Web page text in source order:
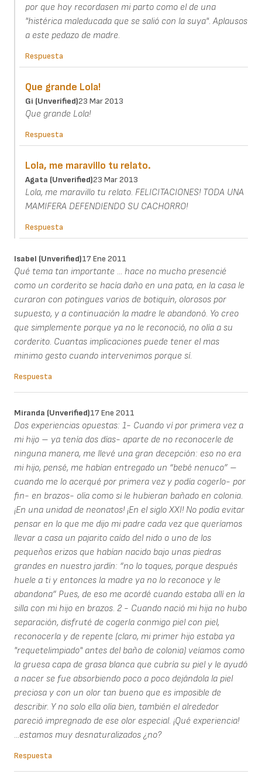
por que hoy recordasen mi parto como el de una
"histérica maleducada que se salió con la suya". Aplausos
a este pedazo de madre.
Respuesta
Que grande Lola!
Gi (unverified)23 Mar 2013
Que grande Lola!
Respuesta
Lola, me maravillo tu relato.
Agata (unverified)23 Mar 2013
Lola, me maravillo tu relato. FELICITACIONES! TODA UNA
MAMIFERA DEFENDIENDO SU CACHORRO!
Respuesta
Isabel (unverified)17 Ene 2011
Qué tema tan importante ... hace no mucho presencié
como un corderito se hacía daño en una pata, en la casa le
curaron con potingues varios de botiquín, olorosos por
supuesto, y a continuación la madre le abandonó. Yo creo
que simplemente porque ya no le reconoció, no olía a su
corderito. Cuantas implicaciones puede tener el mas
minimo gesto cuando intervenimos porque sí.
Respuesta
Miranda (unverified)17 Ene 2011
Dos experiencias opuestas: 1- Cuando ví por primera vez a
mi hijo – ya tenía dos días- aparte de no reconocerle de
ninguna manera, me llevé una gran decepción: eso no era
mi hijo, pensé, me habían entregado un “bebé nenuco” –
cuando me lo acerqué por primera vez y podía cogerlo- por
fin- en brazos- olía como si le hubieran bañado en colonia.
¡En una unidad de neonatos! ¡En el siglo XXI! No podía evitar
pensar en lo que me dijo mi padre cada vez que queríamos
llevar a casa un pajarito caído del nido o uno de los
pequeños erizos que habían nacido bajo unas piedras
grandes en nuestro jardín: “no lo toques, porque después
huele a ti y entonces la madre ya no lo reconoce y le
abandona” Pues, de eso me acordé cuando estaba allí en la
silla con mi hijo en brazos. 2 - Cuando nació mi hija no hubo
separación, disfruté de cogerla conmigo piel con piel,
reconocerla y de repente (claro, mi primer hijo estaba ya
"requetelimpiado" antes del baño de colonia) veíamos como
la gruesa capa de grasa blanca que cubría su piel y le ayudó
a nacer se fue absorbiendo poco a poco dejándola la piel
preciosa y con un olor tan bueno que es imposible de
describir. Y no solo ella olía bien, también el alrededor
pareció impregnado de ese olor especial. ¡Qué experiencia!
...estamos muy desnaturalizados ¿no?
Respuesta